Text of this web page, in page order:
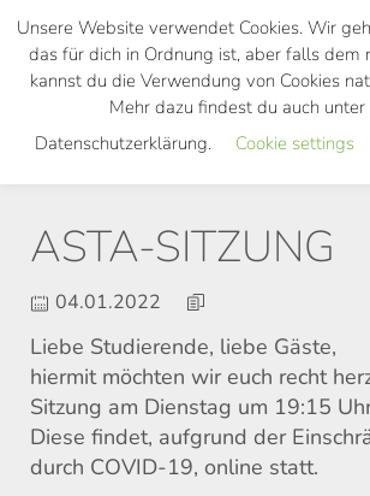
Skip
main
ASTA-SITZUNG
04.01.2022
Liebe Studierende, liebe Gäste,
hiermit möchten wir euch recht
Sitzung am Dienstag um 19:15
Diese findet, aufgrund der
durch COVID-19, online statt.
Unsere Website verwendet Cookies. Wir
das für dich in Ordnung ist, aber falls dem
kannst du die Verwendung von Cookies
Mehr dazu findest du auch unter
Datenschutzerklärung.
Cookie settings